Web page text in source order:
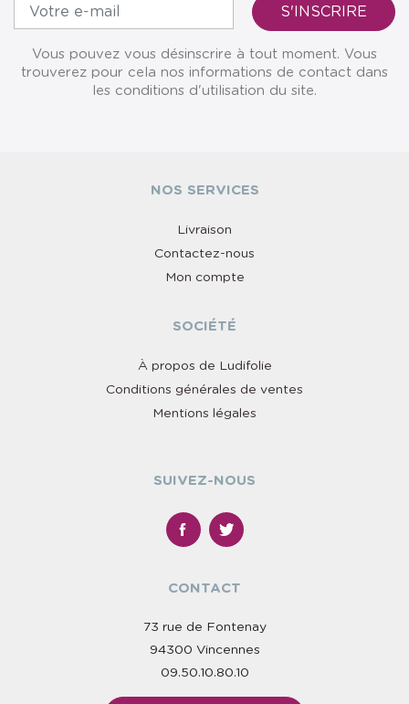
Vous pouvez vous désinscrire à tout moment. Vous
trouverez pour cela nos informations de contact dans
les conditions d'utilisation du site.
NOS SERVICES
Livraison
Contactez-nous
Mon compte
SOCIÉTÉ
À propos de Ludifolie
Conditions générales de ventes
Mentions légales
SUIVEZ-NOUS
CONTACT
73 rue de Fontenay
94300 Vincennes
09.50.10.80.10